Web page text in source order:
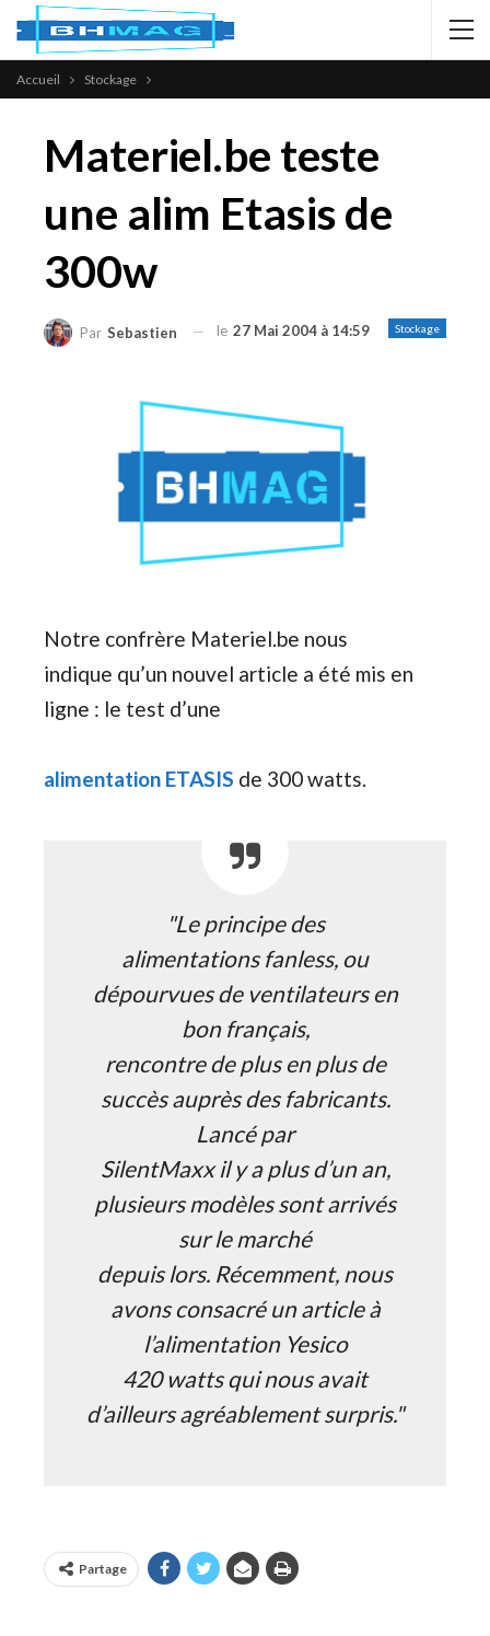
Accueil Stockage
Materiel.be teste
une alim Etasis de
300w
Stockage
Par Sebastien le 27 Mai 2004 à 14:59
Notre confrère Materiel.be nous
indique qu’un nouvel article a été mis en
ligne : le test d’une
alimentation ETASIS de 300 watts.
"Le principe des
alimentations fanless, ou
dépourvues de ventilateurs en
bon français,
rencontre de plus en plus de
succès auprès des fabricants.
Lancé par
SilentMaxx il y a plus d’un an,
plusieurs modèles sont arrivés
sur le marché
depuis lors. Récemment, nous
avons consacré un article à
l’alimentation Yesico
420 watts qui nous avait
d’ailleurs agréablement surpris."
Partage